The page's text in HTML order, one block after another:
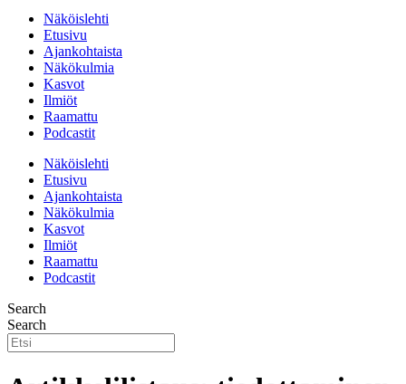
Näköislehti
Etusivu
Ajankohtaista
Näkökulmia
Kasvot
Ilmiöt
Raamattu
Podcastit
Näköislehti
Etusivu
Ajankohtaista
Näkökulmia
Kasvot
Ilmiöt
Raamattu
Podcastit
Search
Search